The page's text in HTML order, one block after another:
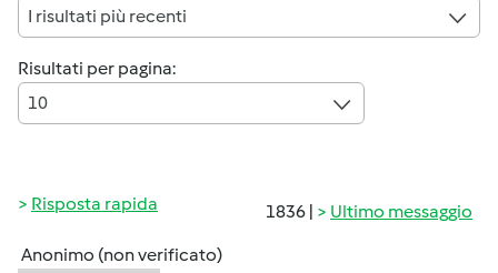
I risultati più recenti
Risultati per pagina:
10
1836 | Ultimo messaggio
Risposta rapida
Anonimo (non verificato)